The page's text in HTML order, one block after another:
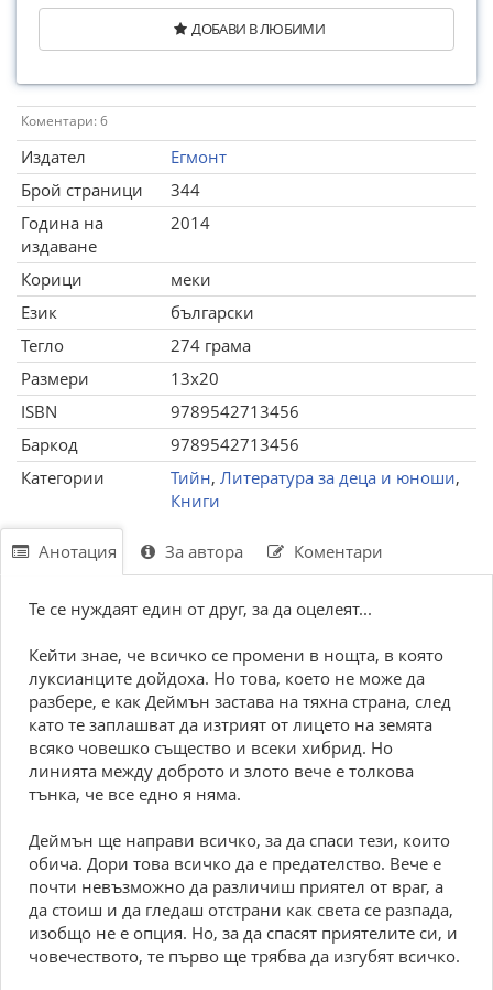
ДОБАВИ В ЛЮБИМИ
Коментари: 6
Издател
Егмонт
Брой страници
344
Година на
издаване
2014
Корици
меки
Език
български
Тегло
274 грама
Размери
13x20
ISBN
9789542713456
Баркод
9789542713456
Категории
Тийн, Литература за деца и юноши,
Книги
Анотация За автора Коментари
Те се нуждаят един от друг, за да оцелеят...
Кейти знае, че всичко се промени в нощта, в която
луксианците дойдоха. Но това, което не може да
разбере, е как Деймън застава на тяхна страна, след
като те заплашват да изтрият от лицето на земята
всяко човешко същество и всеки хибрид. Но
линията между доброто и злото вече е толкова
тънка, че все едно я няма.
Деймън ще направи всичко, за да спаси тези, които
обича. Дори това всичко да е предателство. Вече е
почти невъзможно да различиш приятел от враг, а
да стоиш и да гледаш отстрани как света се разпада,
изобщо не е опция. Но, за да спасят приятелите си, и
човечеството, те първо ще трябва да изгубят всичко.